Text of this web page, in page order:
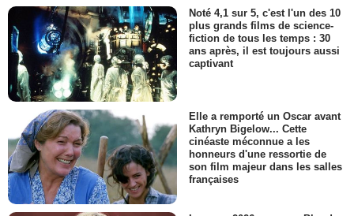
Noté 4,1 sur 5, c'est l'un des 10
plus grands films de science-
fiction de tous les temps : 30
ans après, il est toujours aussi
captivant
Elle a remporté un Oscar avant
Kathryn Bigelow... Cette
cinéaste méconnue a les
honneurs d'une ressortie de
son film majeur dans les salles
françaises